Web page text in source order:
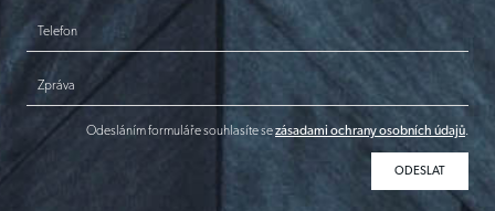
Telefon
Zpráva
Odesláním formuláře souhlasíte sezásadami ochrany osobních údajů.